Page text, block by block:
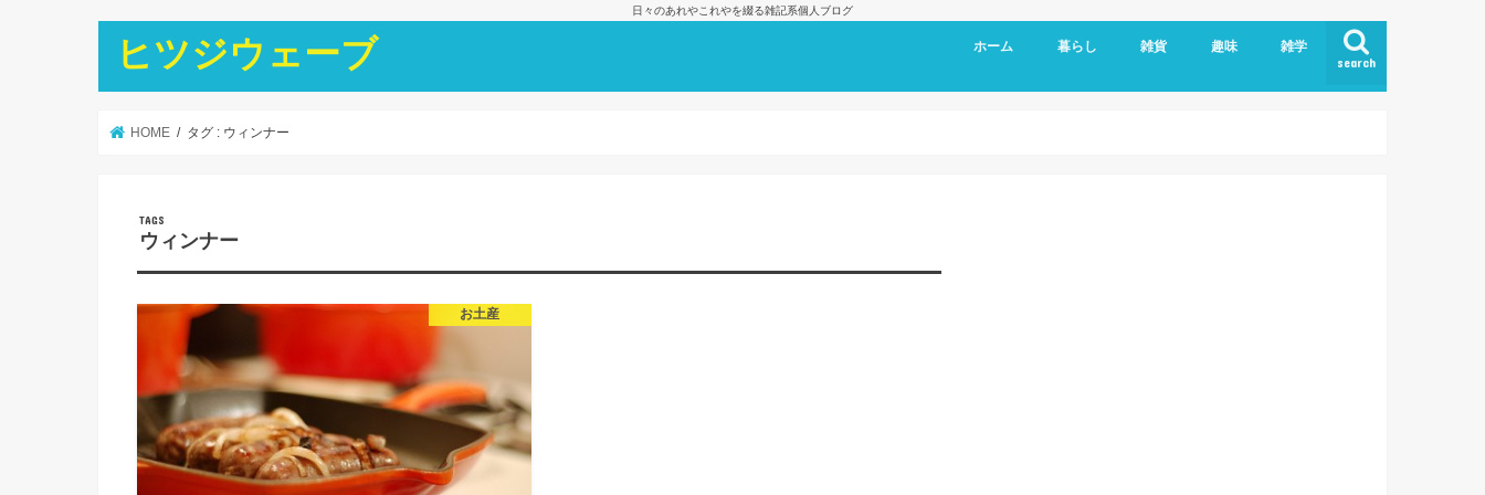
日々のあれやこれやを綴る雑記系個人ブログ
ヒツジウェーブ search
ホーム
プライバシーポリシー
暮らし
こども 妊娠、出産
育児メモ
エッセイ
ヘルスケア 粉瘤
美容
肩こり
ペット、動物
雑貨
家具/家電
手作り雑貨
日用雑貨
食品
趣味
おでかけログ
伊勢だより
映画/ドラマ
雑学
Blog/WordPress
PC、IT業務
アプリ/webサービス
英語
HOME タグ : ウィンナー
ウィンナー
お土産